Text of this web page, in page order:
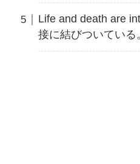
Life and death are
接に結びついている